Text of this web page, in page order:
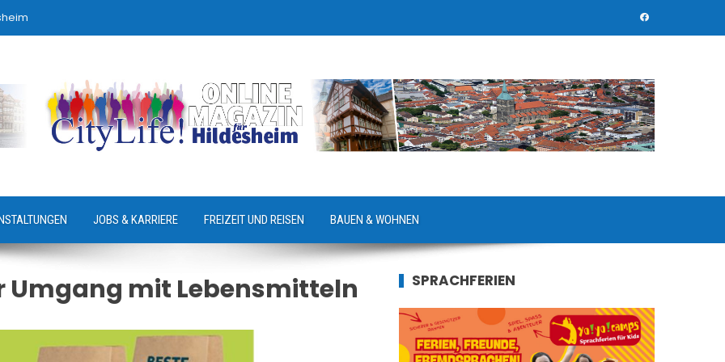
JOBS & KARRIERE FREIZEIT UND REISEN BAUEN & WOHNEN
mit Lebensmitteln SPRACHFERIEN